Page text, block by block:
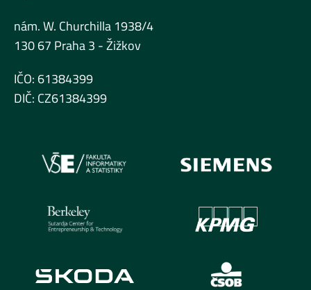
nám. W. Churchilla 1938/4
130 67 Praha 3 - Žižkov
IČO: 61384399
DIČ: CZ61384399